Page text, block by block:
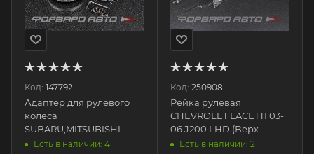
Код: 147792
Адаптер для рулевого
колеса
SUBARU,MITSUBISHI
HUB-S515 EPMAN
Есть в наличии: 4
Код: 250908
Рейка рулевая
CHEVROLET LACETTI 03-
06 J200 LHD (Верх
Ø14mm,Ниж Ø16mm)
Есть в наличии: 2